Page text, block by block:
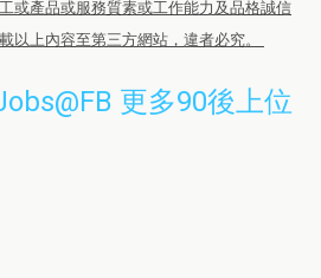
或產品或服務質素或工作能力及品格誠信
以上內容至第三方網站，違者必究。
更多90後上位